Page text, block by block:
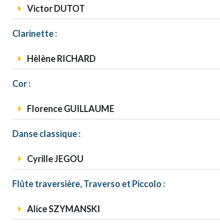
Victor DUTOT
Clarinette :
Hèlène RICHARD
Cor :
Florence GUILLAUME
Danse classique :
Cyrille JEGOU
Flûte traversière, Traverso et Piccolo :
Alice SZYMANSKI